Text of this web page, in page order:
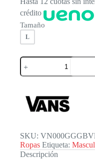
era:
₲220.000.
es:
₲110.000.
crédito
Tamaño
L
Remera
Vans
Classic
cantidad
SKU:
Ropas Etiqueta:
Descripción